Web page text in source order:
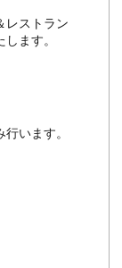
レストラン
ます。
います。